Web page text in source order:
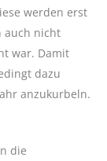
werden erst
auch nicht
war. Damit
dazu
anzukurbeln.
die